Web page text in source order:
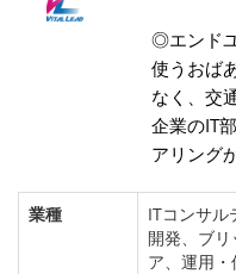
◎エンド
使うおば
なく、交
企業のIT
アリング
業種
ITコンサル
開発、ブ
ア、運用・